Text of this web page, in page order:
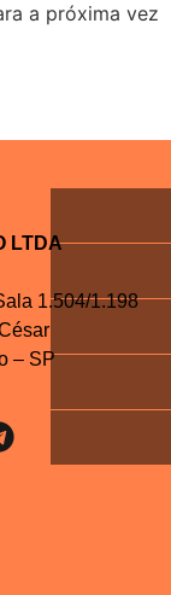
a próxima vez
LTDA
1.504/1.198
– SP